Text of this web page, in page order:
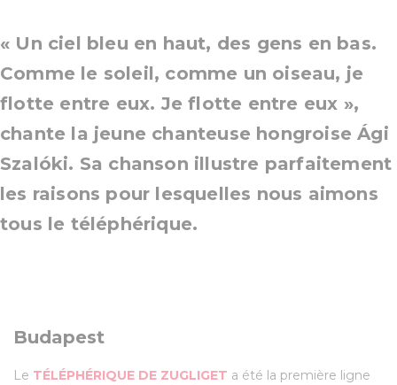
« Un ciel bleu en haut, des gens en bas.
Comme le soleil, comme un oiseau, je
flotte entre eux. Je flotte entre eux »,
chante la jeune chanteuse hongroise Ági
Szalóki. Sa chanson illustre parfaitement
les raisons pour lesquelles nous aimons
tous le téléphérique.
Budapest
Le TÉLÉPHÉRIQUE DE ZUGLIGET a été la première ligne